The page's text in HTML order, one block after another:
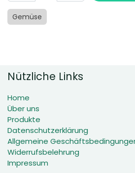
Gemüse
Nützliche Links
Home
Über uns
Produkte
Datenschutzerklärung
Allgemeine
Widerrufsbelehrung
Impressum